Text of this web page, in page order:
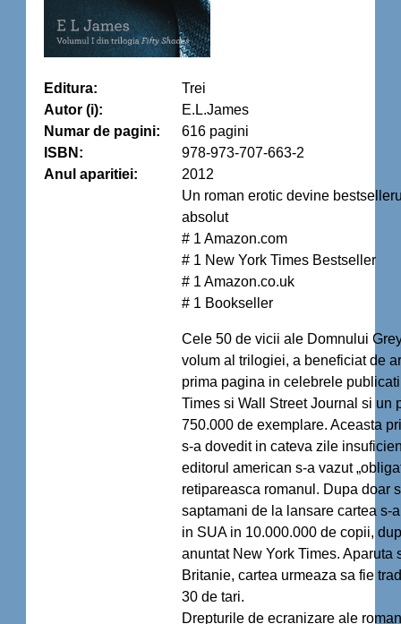
Editura:
Trei
Autor (i):
E.L.James
Numar de pagini:
616 pagini
ISBN:
978-973-707-663-2
Anul aparitiei:
2012
Un roman erotic devine
absolut
# 1 Amazon.com
# 1 New York Times Bestseller
# 1 Amazon.co.uk
# 1 Bookseller
Cele 50 de vicii ale Domnului
volum al trilogiei, a beneficiat de
prima pagina in celebrele
Times si Wall Street Journal si un
750.000 de exemplare. Aceasta
s-a dovedit in cateva zile
editorul american s-a vazut
retipareasca romanul. Dupa doar
saptamani de la lansare cartea s-
in SUA in 10.000.000 de copii,
anuntat New York Times. Aparuta
Britanie, cartea urmeaza sa fie
30 de tari.
Drepturile de ecranizare ale